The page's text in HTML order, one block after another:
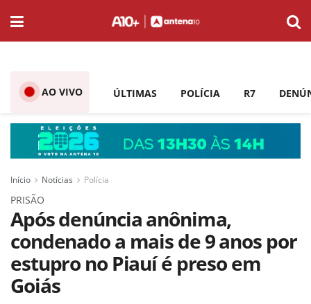
AO VIVO ÚLTIMAS POLÍCIA R7
Início Notícias Polícia
PRISÃO
Após denúncia anônima,
condenado a mais de 9 anos por
estupro no Piauí é preso em
Goiás